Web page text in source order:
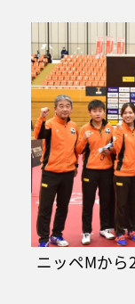
ニッペMか